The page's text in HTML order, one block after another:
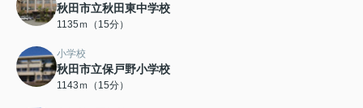
秋田市立秋田東中学校
1135ｍ（15分）
小学校
秋田市立保戸野小学校
1143ｍ（15分）